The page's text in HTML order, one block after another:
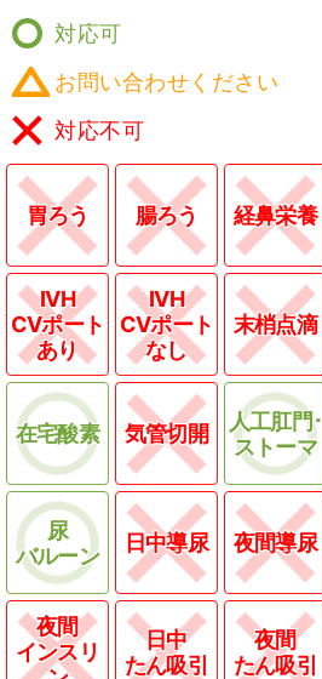
対応可
お問い合わせください
対応不可
胃ろう 腸ろう 経鼻栄養
IVH
CVポート
あり
IVH
CVポート
なし
末梢点滴
在宅酸素 気管切開
人工肛門･
ストーマ
尿
バルーン
日中導尿 夜間導尿
夜間
インスリ
日中
たん吸引
夜間
たん吸引